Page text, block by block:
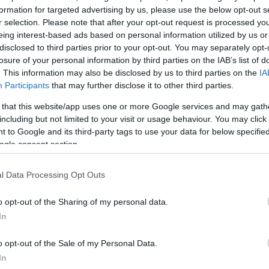
for targeted advertising by us, please use the below opt-out
selection. Please note that after your opt-out request is processed
interest-based ads based on personal information utilized by us
to third parties prior to your opt-out. You may separately
of your personal information by third parties on the IAB’s list of
This information may also be disclosed by us to third parties on the
Participants that may further disclose it to other third parties.
that this website/app uses one or more Google services and may
but not limited to your visit or usage behaviour. You may
to Google and its third-party tags to use your data for below
consent section.
Data Processing Opt Outs
opt-out of the Sharing of my personal data.
opt-out of the Sale of my Personal Data.
4
MΕΡΊΔΕΣ ΒΑΘΜΌΣ
με το
είναι κάτι παραπάνω